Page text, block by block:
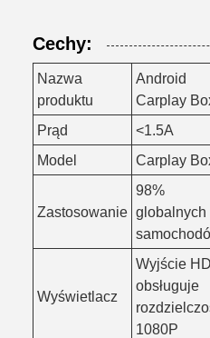
Cechy:
Nazwa
produktu
Android
Carplay
Prąd
<1.5A
Model
Carplay
Zastosowanie
98%
globalnych
Wyświetlacz
Wyjście
obsługuje
1080P